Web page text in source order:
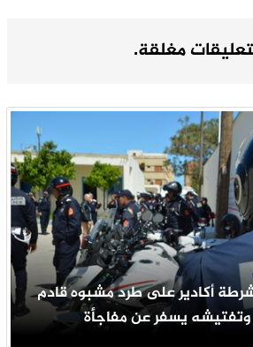
مغلقة.
أكادير على طرد مشبوه قادم
وتفتيشه يسفر عن مفاجأة